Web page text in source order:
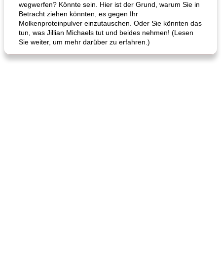
wegwerfen? Könnte sein. Hier ist der Grund, warum Sie in
Betracht ziehen könnten, es gegen Ihr
Molkenproteinpulver einzutauschen. Oder Sie könnten das
tun, was Jillian Michaels tut und beides nehmen! (Lesen
Sie weiter, um mehr darüber zu erfahren.)